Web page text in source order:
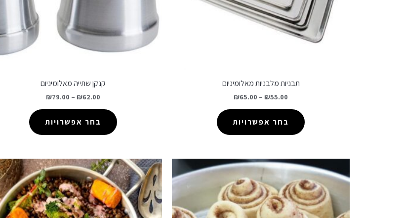
תבניות מלבניות מאלומיניום
₪55.00
–
₪65.00
בחר אפשרויות
קנקן שתייה מאלומיניום
₪62.00
–
₪79.00
בחר אפשרויות